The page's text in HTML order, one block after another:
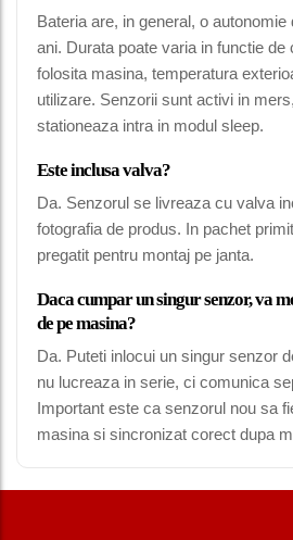
Bateria are, in general, o
ani. Durata poate varia in functie de
folosita masina, temperatura
utilizare. Senzorii sunt activi in
stationeaza intra in modul sleep.
Este inclusa valva?
Da. Senzorul se livreaza cu valva
fotografia de produs. In pachet
pregatit pentru montaj pe janta.
Daca cumpar un singur senzor, va
de pe masina?
Da. Puteti inlocui un singur senzor
nu lucreaza in serie, ci comunica
Important este ca senzorul nou sa
masina si sincronizat corect dupa